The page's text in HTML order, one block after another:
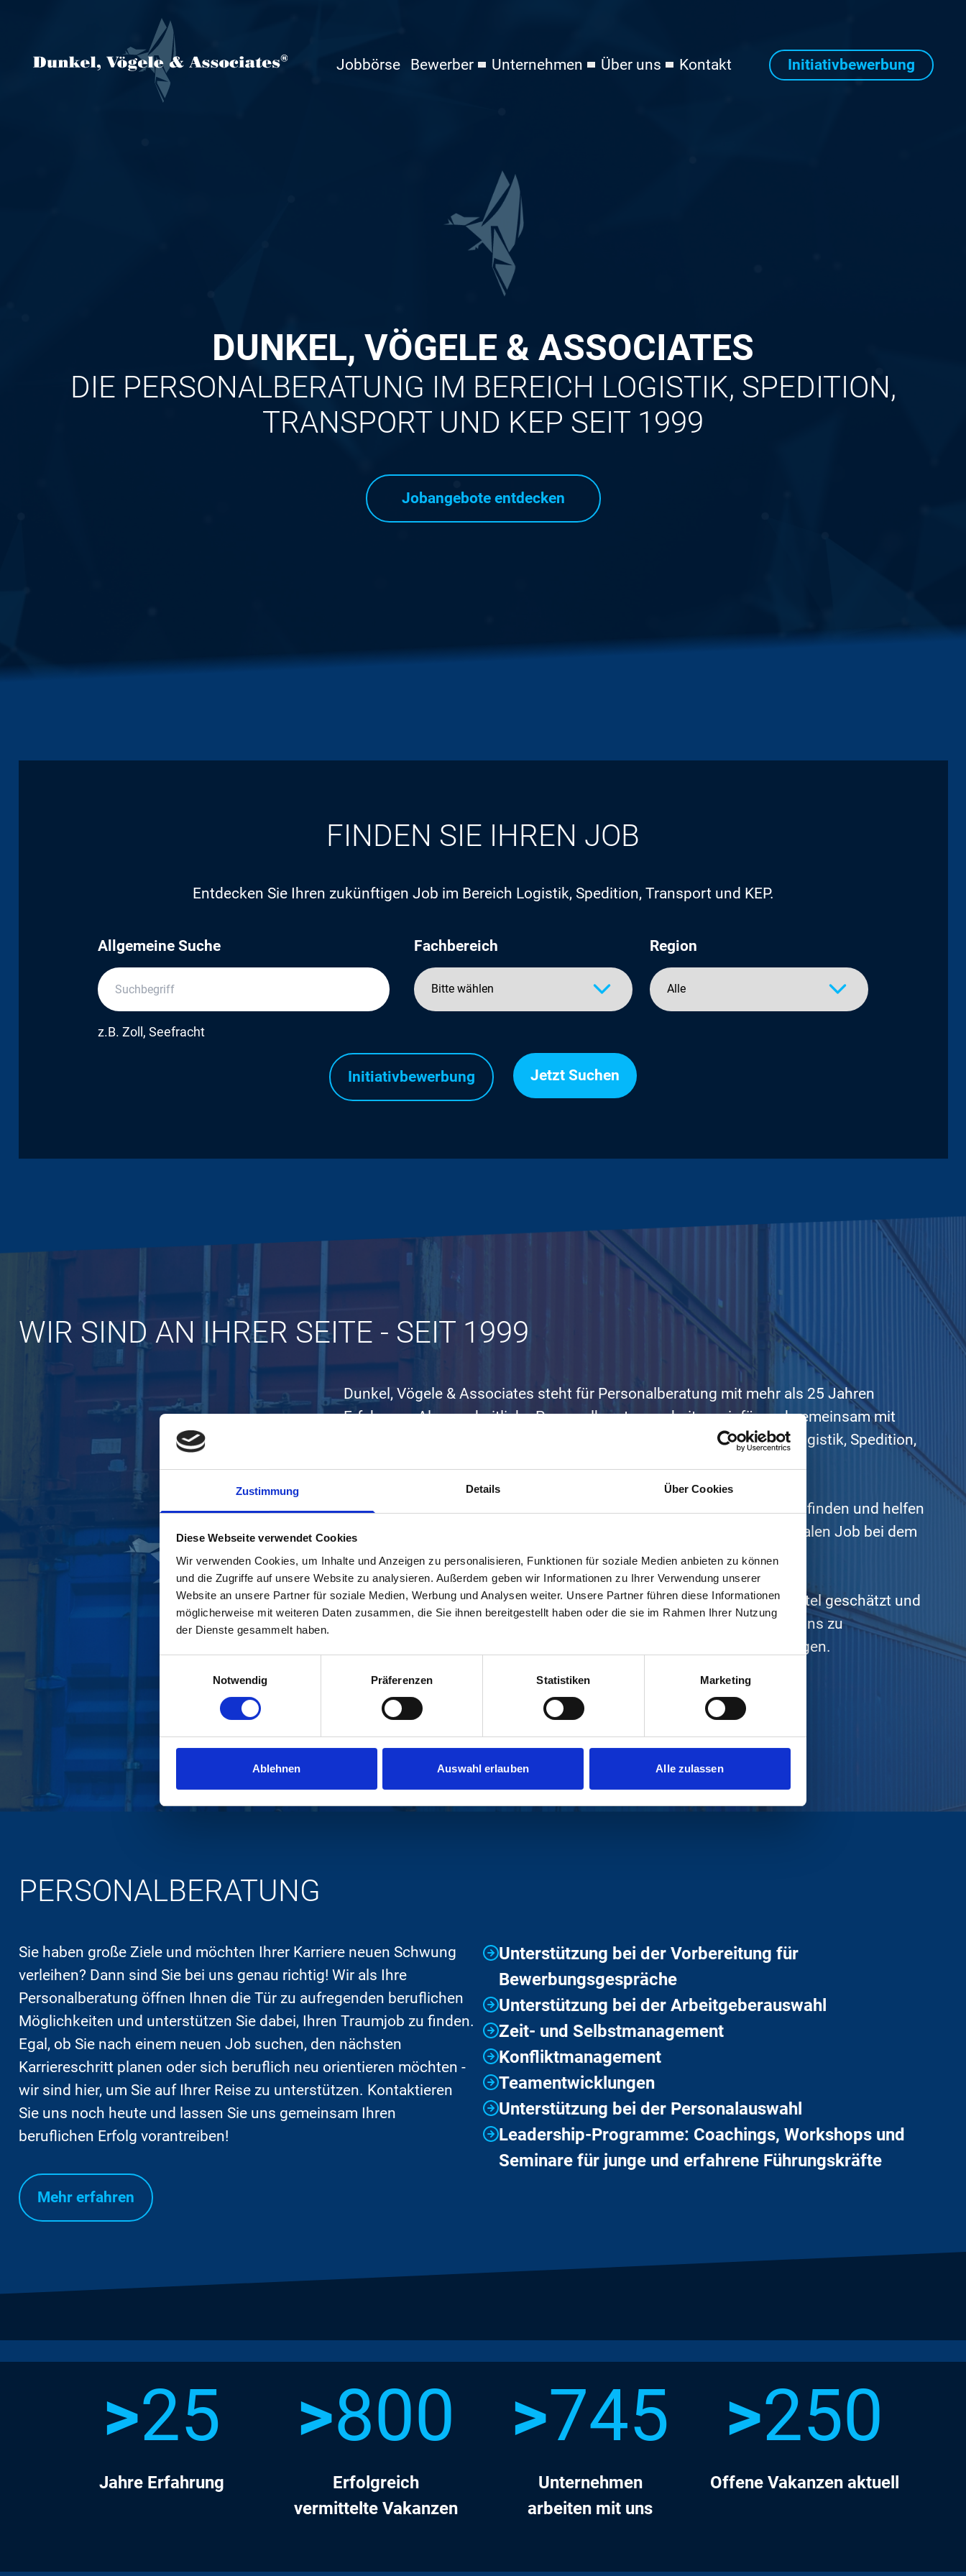
Zustimmung Details Über Cookies
Diese Webseite verwendet Cookies
Wir verwenden Cookies, um Inhalte und Anzeigen zu personalisieren, Funktionen für soziale Medien anbieten zu können
und die Zugriffe auf unsere Website zu analysieren. Außerdem geben wir Informationen zu Ihrer Verwendung unserer
Website an unsere Partner für soziale Medien, Werbung und Analysen weiter. Unsere Partner führen diese Informationen
möglicherweise mit weiteren Daten zusammen, die Sie ihnen bereitgestellt haben oder die sie im Rahmen Ihrer Nutzung
der Dienste gesammelt haben.
Notwendig
Präferenzen Statistiken Marketing
Ablehnen Auswahl erlauben Alle zulassen
Jobbörse Bewerber Unternehmen Über uns Kontakt Initiativbewerbung
DUNKEL, VÖGELE & ASSOCIATES
DIE PERSONALBERATUNG IM BEREICH LOGISTIK, SPEDITION,
TRANSPORT UND KEP SEIT 1999
Jobangebote entdecken
FINDEN SIE IHREN JOB
Entdecken Sie Ihren zukünftigen Job im Bereich Logistik, Spedition, Transport und KEP.
Allgemeine Suche
z.B. Zoll, Seefracht
Fachbereich Region
Initiativbewerbung
WIR SIND AN IHRER SEITE - SEIT 1999
Dunkel, Vögele & Associates steht für Personalberatung mit mehr als 25 Jahren
Erfahrung. Als ganzheitliche Personalberatung arbeiten wir für und gemeinsam mit
national und international tätigen Unternehmen aus den Bereichen Logistik, Spedition,
Wir unterstützen diese dabei, passende Fach- und Führungskräfte zu finden und helfen
Bewerbern, ihren nächsten Karriereschritt zu meistern und den optimalen Job bei dem
passenden Arbeitgeber zu finden.
Unser Konzept und unsere Fachkompetenz werden von unserer Klientel geschätzt und
honoriert. Der Erfolg bestätigt uns in unserer Aufgabe und motiviert uns zu
Serviceleistungen, die weit oberhalb des marktüblichen Standards liegen.
Mehr erfahren
PERSONALBERATUNG
Sie haben große Ziele und möchten Ihrer Karriere neuen Schwung
verleihen? Dann sind Sie bei uns genau richtig! Wir als Ihre
Personalberatung öffnen Ihnen die Tür zu aufregenden beruflichen
Möglichkeiten und unterstützen Sie dabei, Ihren Traumjob zu finden.
Egal, ob Sie nach einem neuen Job suchen, den nächsten
Karriereschritt planen oder sich beruflich neu orientieren möchten -
wir sind hier, um Sie auf Ihrer Reise zu unterstützen. Kontaktieren
Sie uns noch heute und lassen Sie uns gemeinsam Ihren
beruflichen Erfolg vorantreiben!
Unterstützung bei der Vorbereitung für
Bewerbungsgespräche
Unterstützung bei der Arbeitgeberauswahl
Zeit- und Selbstmanagement
Konfliktmanagement
Teamentwicklungen
Unterstützung bei der Personalauswahl
Leadership-Programme: Coachings, Workshops und
Seminare für junge und erfahrene Führungskräfte
Mehr erfahren
>25
Jahre Erfahrung
>800
Erfolgreich
vermittelte Vakanzen
>745
Unternehmen
arbeiten mit uns
>250
Offene Vakanzen aktuell